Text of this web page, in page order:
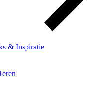
& Inspiratie